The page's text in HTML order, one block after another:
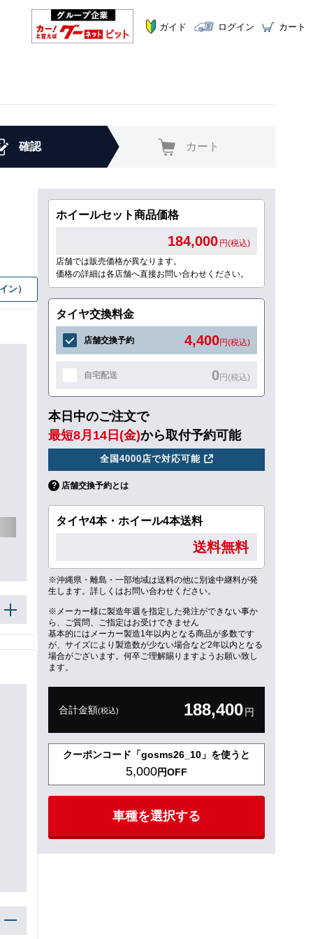
ガイド ログイン カート
確認 カート
ン）
ホイールセット商品価格
184,000 円(税込)
店舗では販売価格が異なります。
価格の詳細は各店舗へ直接お問い合わせください。
タイヤ交換料金
店舗交換予約 4,400円(税込)
自宅配送 0円(税込)
本日中のご注文で
最短8月14日(金)から取付予約可能
全国4000店で対応可能
店舗交換予約とは
タイヤ4本・ホイール4本送料
送料無料
※沖縄県・離島・一部地域は送料の他に別途中継料が発
生します。詳しくはお問い合わせください。
※メーカー様に製造年週を指定した発注ができない事か
ら、ご質問、ご指定はお受けできません
基本的にはメーカー製造1年以内となる商品が多数です
が、サイズにより製造数が少ない場合など2年以内となる
場合がございます。何卒ご理解賜りますようお願い致し
ます。
合計金額(税込) 188,400円
クーポンコード「gosms26_10」を使うと
5,000円OFF
車種を選択する